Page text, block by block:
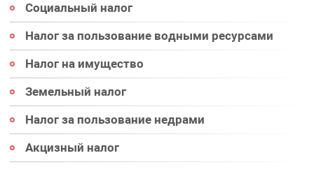
Социальный налог
Налог за пользование водными ресурсами
Налог на имущество
Земельный налог
Налог за пользование недрами
Акцизный налог